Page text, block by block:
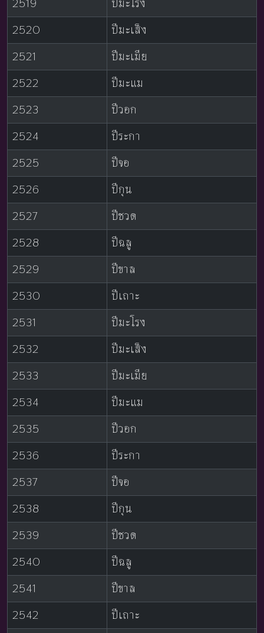
2519
ปีมะโรง
2520
ปีมะเส็ง
2521
ปีมะเมีย
2522
ปีมะแม
2523
ปีวอก
2524
ปีระกา
2525
ปีจอ
2526
ปีกุน
2527
ปีชวด
2528
ปีฉลู
2529
ปีขาล
2530
ปีเถาะ
2531
ปีมะโรง
2532
ปีมะเส็ง
2533
ปีมะเมีย
2534
ปีมะแม
2535
ปีวอก
2536
ปีระกา
2537
ปีจอ
2538
ปีกุน
2539
ปีชวด
2540
ปีฉลู
2541
ปีขาล
2542
ปีเถาะ